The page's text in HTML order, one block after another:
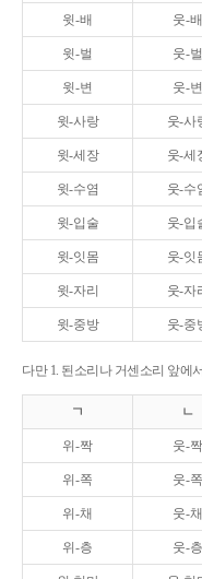
윗-배 웃-배
윗-벌 웃-벌
윗-변 웃-변
윗-사랑 웃-사
윗-세장 웃-세
윗-수염 웃-수
윗-입술 웃-입
윗-잇몸 웃-잇
윗-자리 웃-자
윗-중방 웃-중
다만 1. 된소리나 거센소리 앞에
ㄱ ㄴ
위-짝 웃-짝
위-쪽 웃-쪽
위-채 웃-채
위-층 웃-층